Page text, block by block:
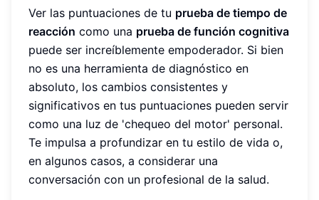
Ver las puntuaciones de tu prueba de tiempo de
reacción como una prueba de función cognitiva
puede ser increíblemente empoderador. Si bien
no es una herramienta de diagnóstico en
absoluto, los cambios consistentes y
significativos en tus puntuaciones pueden servir
como una luz de 'chequeo del motor' personal.
Te impulsa a profundizar en tu estilo de vida o,
en algunos casos, a considerar una
conversación con un profesional de la salud.